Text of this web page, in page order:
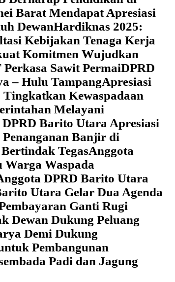
Barat Mendapat Apresiasi
DewanHardiknas 2025:
Kebijakan Tenaga Kerja
Komitmen Wujudkan
Sawit PermaiDPRD
– Hulu TampangApresiasi
Kewaspadaan
Melayani
Barito Utara Apresiasi
Banjir di
TegasAnggota
Waspada
DPRD Barito Utara
Utara Gelar Dua Agenda
Ganti Rugi
Dewan Dukung Peluang
Demi Dukung
Pembangunan
Padi dan Jagung